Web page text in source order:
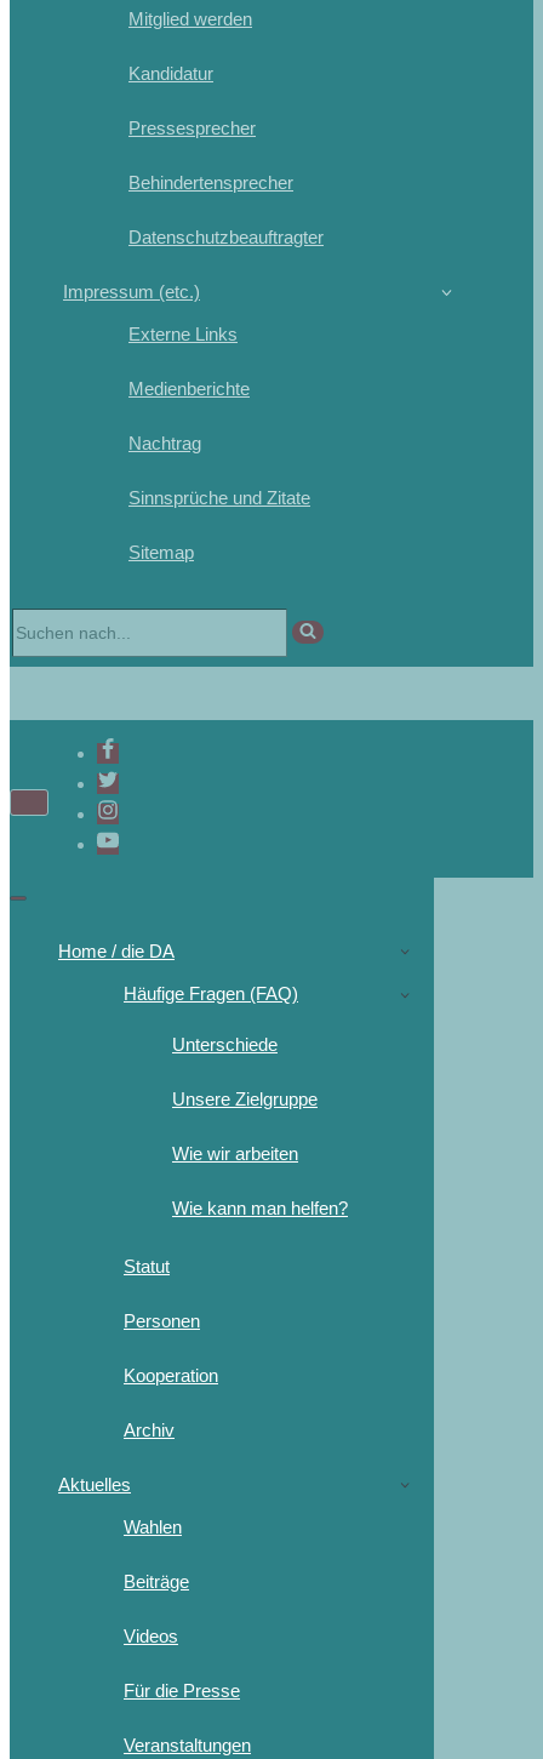
Mitglied werden
Kandidatur
Pressesprecher
Behindertensprecher
Datenschutzbeauftragter
Impressum (etc.)
Externe Links
Medienberichte
Nachtrag
Sinnsprüche und Zitate
Sitemap
Home / die DA
Häufige Fragen (FAQ)
Unterschiede
Unsere Zielgruppe
Wie wir arbeiten
Wie kann man helfen?
Statut
Personen
Kooperation
Archiv
Aktuelles
Wahlen
Beiträge
Videos
Für die Presse
Veranstaltungen